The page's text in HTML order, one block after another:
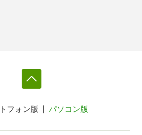
フォン版 パソコン版